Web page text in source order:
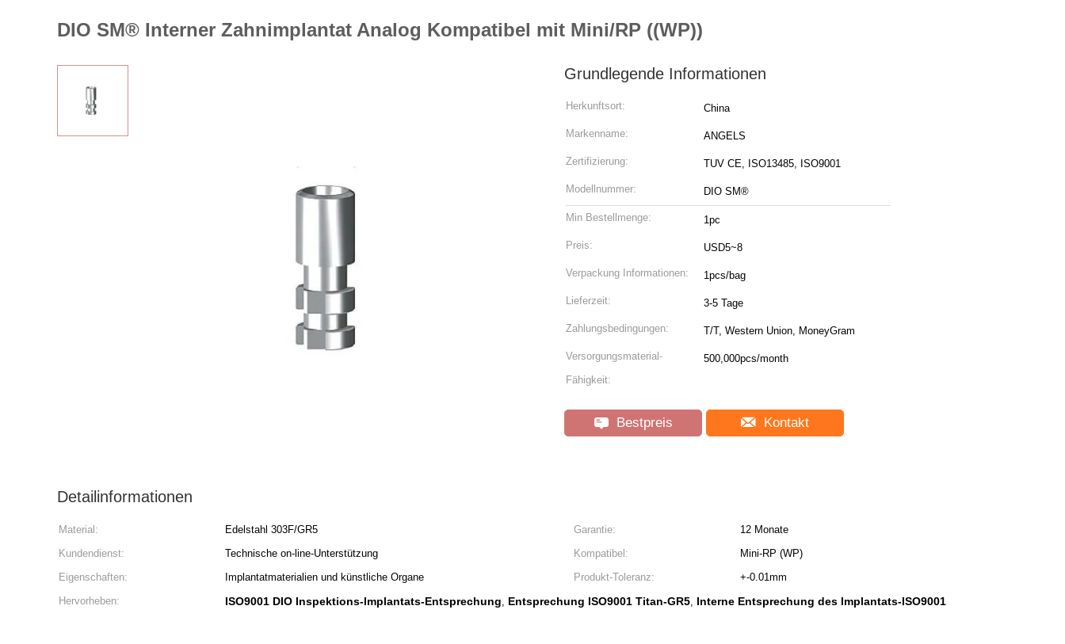
DIO SM® Interner Zahnimplantat Analog Kompatibel mit Mini/RP ((WP))
Grundlegende Informationen
Herkunftsort: China
Markenname: ANGELS
Zertifizierung: TUV CE, ISO13485, ISO9001
Modellnummer: DIO SM®
Min Bestellmenge: 1pc
Preis: USD5~8
Verpackung Informationen: 1pcs/bag
Lieferzeit: 3-5 Tage
Zahlungsbedingungen: T/T, Western Union, MoneyGram
Versorgungsmaterial-
Fähigkeit:
500,000pcs/month
Bestpreis Kontakt
Detailinformationen
Material: Edelstahl 303F/GR5 Garantie:
12 Monate
Kundendienst:
Technische on-line-Unterstützung Kompatibel:
Mini-RP (WP)
Eigenschaften:
Implantatmaterialien und künstliche Organe Produkt-Toleranz:
+-0.01mm
Hervorheben:
ISO9001 DIO Inspektions-Implantats-Entsprechung, Entsprechung ISO9001 Titan-GR5, Interne Entsprechung des Implantats-ISO9001